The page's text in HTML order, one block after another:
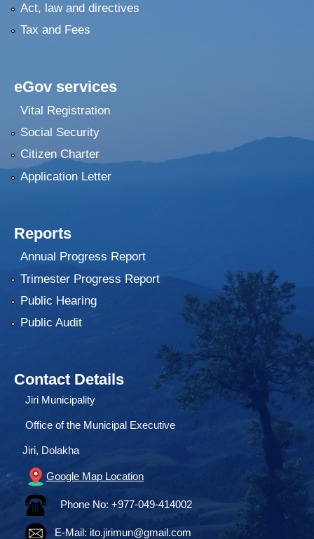
Act, law and directives
Tax and Fees
eGov services
Vital Registration
Social Security
Citizen Charter
Application Letter
Reports
Annual Progress Report
Trimester Progress Report
Public Hearing
Public Audit
Contact Details
Jiri Municipality
Office of the Municipal Executive
Jiri, Dolakha
Google Map Location
Phone No: +977-049-414002
E-Mail: ito.jirimun@gmail.com